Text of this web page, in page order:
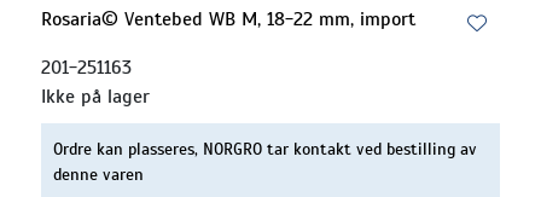
Rosaria© Ventebed WB M, 18-22 mm, import
201-251163
Ikke på lager
Ordre kan plasseres, NORGRO tar kontakt ved bestilling av
denne varen